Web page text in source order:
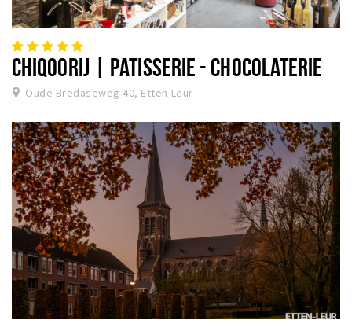
CHIQOORIJ | PATISSERIE - CHOCOLATERIE
Oude Bredaseweg 40, Etten-Leur